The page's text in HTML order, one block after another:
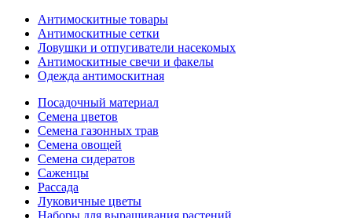
Антимоскитные товары
Антимоскитные сетки
Ловушки и отпугиватели насекомых
Антимоскитные свечи и факелы
Одежда антимоскитная
Посадочный материал
Семена цветов
Семена газонных трав
Семена овощей
Семена сидератов
Саженцы
Рассада
Луковичные цветы
Наборы для выращивания растений